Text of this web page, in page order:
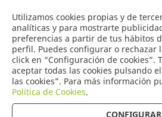
Utilizamos cookies propias y de
analíticas y para mostrarte
preferencias a partir de tus hábitos
perfil. Puedes configurar o rechazar
click en “Configuración de cookies”.
aceptar todas las cookies pulsando
las cookies”. Para más información
Política de Cookies.
CONFIGURAR
COMERCIO
DE TORRIJOS
Productos (4576)